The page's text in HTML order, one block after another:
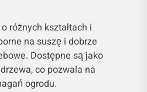
różnych kształtach i
na suszę i dobrze
Dostępne są jako
co pozwala na
ogrodu.